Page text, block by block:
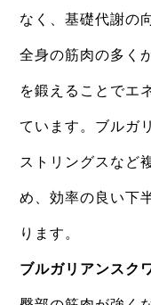
なく、基礎代謝の
全身の筋肉の多く
を鍛えることでエ
ています。ブルガ
ストリングスなど
め、効率の良い下
ります。
ブルガリアンスク